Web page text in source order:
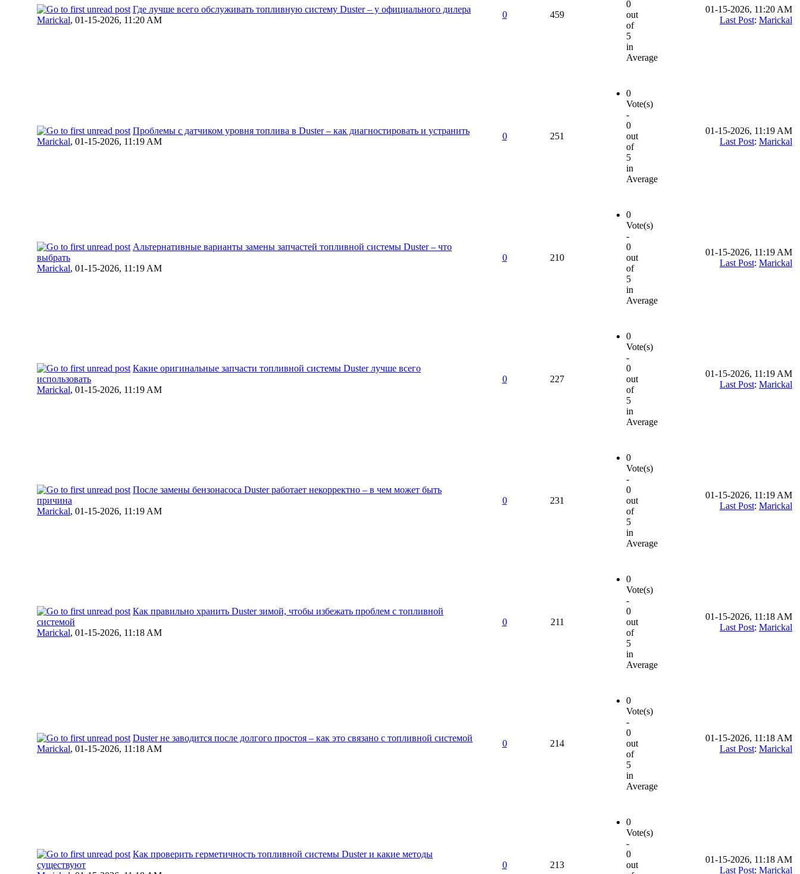
Где лучше всего обслуживать топливную систему Duster – у официального дилера
Marickal, 01-15-2026, 11:20 AM
0 459
0
out
of
5
in
Average
01-15-2026, 11:20 AM
Last Post: Marickal
Проблемы с датчиком уровня топлива в Duster – как диагностировать и устранить
Marickal, 01-15-2026, 11:19 AM
0 251
0
Vote(s)
-
0
out
of
5
in
Average
01-15-2026, 11:19 AM
Last Post: Marickal
Альтернативные варианты замены запчастей топливной системы Duster – что
выбрать
Marickal, 01-15-2026, 11:19 AM
0 210
0
Vote(s)
-
0
out
of
5
in
Average
01-15-2026, 11:19 AM
Last Post: Marickal
Какие оригинальные запчасти топливной системы Duster лучше всего
использовать
Marickal, 01-15-2026, 11:19 AM
0 227
0
Vote(s)
-
0
out
of
5
in
Average
01-15-2026, 11:19 AM
Last Post: Marickal
После замены бензонасоса Duster работает некорректно – в чем может быть
причина
Marickal, 01-15-2026, 11:19 AM
0 231
0
Vote(s)
-
0
out
of
5
in
Average
01-15-2026, 11:19 AM
Last Post: Marickal
Как правильно хранить Duster зимой, чтобы избежать проблем с топливной
системой
Marickal, 01-15-2026, 11:18 AM
0 211
0
Vote(s)
-
0
out
of
5
in
Average
01-15-2026, 11:18 AM
Last Post: Marickal
Duster не заводится после долгого простоя – как это связано с топливной системой
Marickal, 01-15-2026, 11:18 AM
0 214
0
Vote(s)
-
0
out
of
5
in
Average
01-15-2026, 11:18 AM
Last Post: Marickal
Как проверить герметичность топливной системы Duster и какие методы
существуют
0 213
0
Vote(s)
-
0
out
01-15-2026, 11:18 AM
Last Post: Marickal